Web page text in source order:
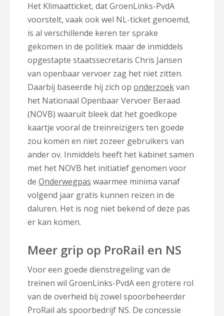
Het Klimaatticket, dat GroenLinks-PvdA
voorstelt, vaak ook wel NL-ticket genoemd,
is al verschillende keren ter sprake
gekomen in de politiek maar de inmiddels
opgestapte staatssecretaris Chris Jansen
van openbaar vervoer zag het niet zitten.
Daarbij baseerde hij zich op onderzoekvan
het Nationaal Openbaar Vervoer Beraad
(NOVB) waaruit bleek dat het goedkope
kaartje vooral de treinreizigers ten goede
zou komen en niet zozeer gebruikers van
ander ov. Inmiddels heeft het kabinet samen
met het NOVB het initiatief genomen voor
de Onderwegpas waarmee minima vanaf
volgend jaar gratis kunnen reizen in de
daluren. Het is nog niet bekend of deze pas
er kan komen.
Meer grip op ProRail en NS
Voor een goede dienstregeling van de
treinen wil GroenLinks-PvdA een grotere rol
van de overheid bij zowel spoorbeheerder
ProRail als spoorbedrijf NS. De concessie